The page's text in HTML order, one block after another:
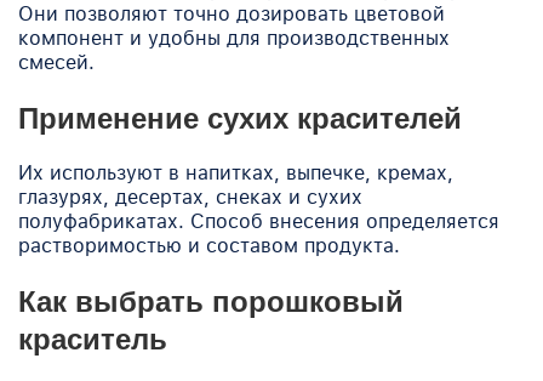
Они позволяют точно дозировать цветовой
компонент и удобны для производственных
смесей.
Применение сухих красителей
Их используют в напитках, выпечке, кремах,
глазурях, десертах, снеках и сухих
полуфабрикатах. Способ внесения определяется
растворимостью и составом продукта.
Как выбрать порошковый
краситель